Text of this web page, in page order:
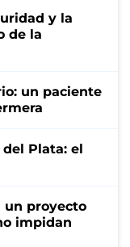
y la
de la
un paciente
Plata: el
un proyecto
impidan